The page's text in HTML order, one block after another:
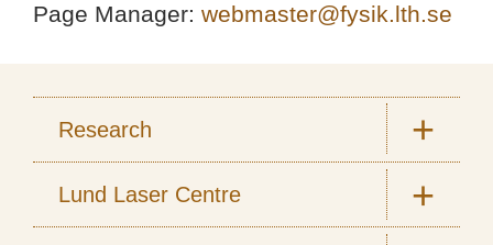
Page Manager: webmaster@fysik.lth.se
Research
Lund Laser Centre